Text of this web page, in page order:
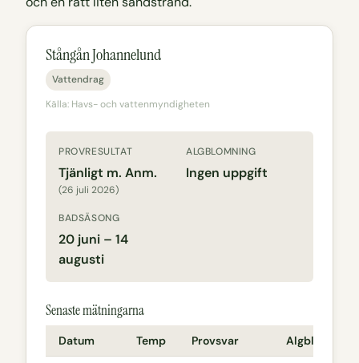
Stångån Johannelund
Vattendrag
Källa: Havs- och vattenmyndigheten
PROVRESULTAT
Tjänligt m. Anm.
(26 juli 2026)
ALGBLOMNING
Ingen uppgift
BADSÄSONG
20 juni – 14
augusti
Senaste mätningarna
Datum Temp Provsvar Algblomning